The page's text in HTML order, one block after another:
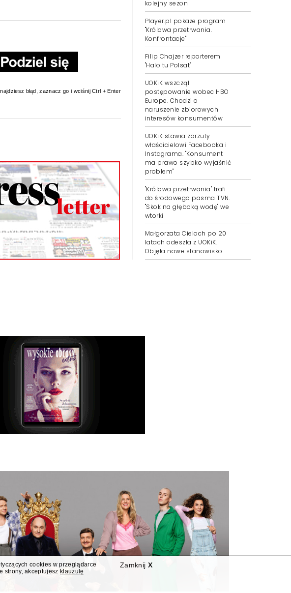
błąd, zaznacz go i wciśnij Ctrl + Enter
kolejny sezon
Player.pl pokaże program
"Królowa przetrwania.
Konfrontacje"
Filip Chajzer reporterem
"Halo tu Polsat"
UOKiK wszczął
postępowanie wobec HBO
Europe. Chodzi o
naruszenie zbiorowych
interesów konsumentów
UOKiK stawia zarzuty
właścicielowi Facebooka i
Instagrama. "Konsument
ma prawo szybko wyjaśnić
problem"
"Królowa przetrwania" trafi
do środowego pasma TVN.
"Skok na głęboką wodę" we
wtorki
Małgorzata Cieloch po 20
latach odeszła z UOKiK.
Objęła nowe stanowisko
Zamknij X
cookies w przeglądarce
strony, akceptujesz klauzulę